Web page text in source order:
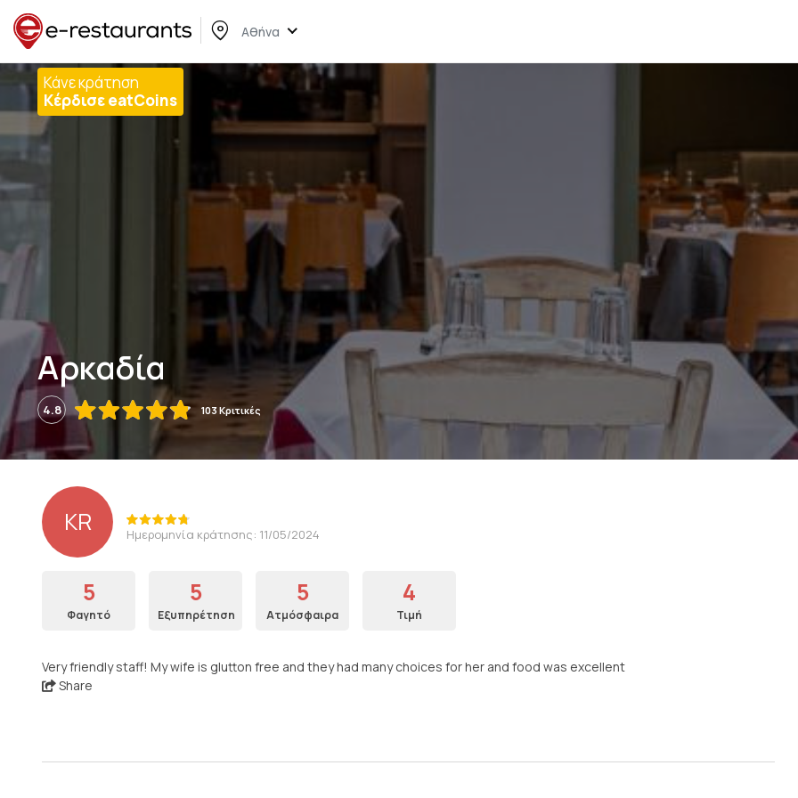
Αθήνα
Κάνε κράτηση
Κέρδισε eatCoins
Αρκαδία
4.8 103 Κριτικές
KR Ημερομηνία κράτησης: 11/05/2024
5
Φαγητό
5
Εξυπηρέτηση
5
Ατμόσφαιρα
4
Τιμή
Very friendly staff! My wife is glutton free and they had many choices for her and food was excellent
Share